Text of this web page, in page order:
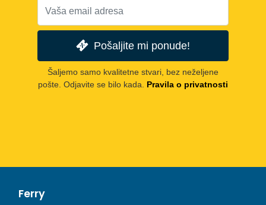
Pošaljite mi ponude!
Šaljemo samo kvalitetne stvari, bez neželjene
pošte. Odjavite se bilo kada.
Pravila o privatnosti
Ferry